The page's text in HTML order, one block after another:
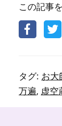
この記事
タグ: お大
万遍, 虚空